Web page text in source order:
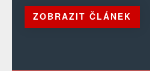
ZOBRAZIT ČLÁNEK